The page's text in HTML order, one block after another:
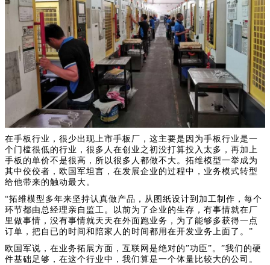
在手板行业，很少出现上市手板厂，这主要是因为手板行业是一
个门槛很低的行业，很多人在创业之初没打算投入太多，再加上
手板的单价不是很高，所以很多人都做不大。拓维模型一举成为
其中佼佼者，欧国军坦言，在发展企业的过程中，业务模式转型
给他带来的触动最大。
“拓维模型多年来坚持认真做产品，从图纸设计到加工制作，每个
环节都由总经理亲自监工。以前为了企业的生存，有事情就在厂
里做事情，没有事情就天天在外面跑业务，为了能够多获得一点
订单，把自已的时间和陪家人的时间都用在开发业务上面了。”
欧国军说，在业务拓展方面，互联网是绝对的”功臣”。”我们的硬
件基础足够，在这个行业中，我们算是一个体量比较大的公司。